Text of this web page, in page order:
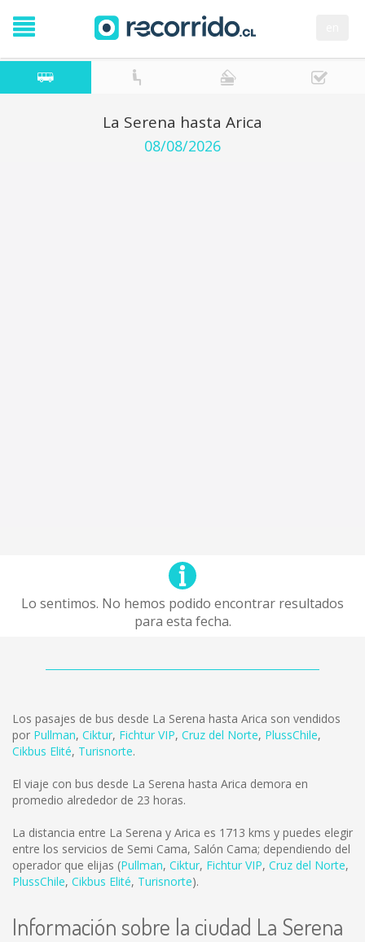
La Serena hasta Arica
08/08/2026
Lo sentimos. No hemos podido encontrar resultados
para esta fecha.
Los pasajes de bus desde La Serena hasta Arica son vendidos
por Pullman, Ciktur, Fichtur VIP, Cruz del Norte, PlussChile,
Cikbus Elité, Turisnorte.
El viaje con bus desde La Serena hasta Arica demora en
promedio alrededor de 23 horas.
La distancia entre La Serena y Arica es 1713 kms y puedes elegir
entre los servicios de Semi Cama, Salón Cama; dependiendo del
operador que elijas (Pullman, Ciktur, Fichtur VIP, Cruz del Norte,
PlussChile, Cikbus Elité, Turisnorte).
Información sobre la ciudad La Serena